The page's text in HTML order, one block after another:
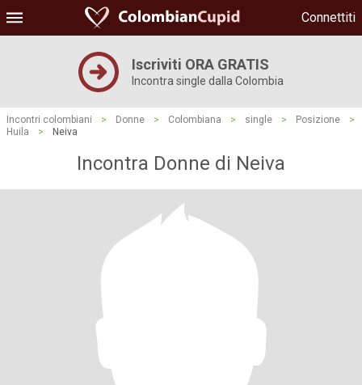
Connettiti
Iscriviti ORA GRATIS
Incontra single dalla Colombia
Incontri colombiani > Donne > Colombiana > single > Posizione
>
Huila
> Neiva
Incontra Donne di Neiva